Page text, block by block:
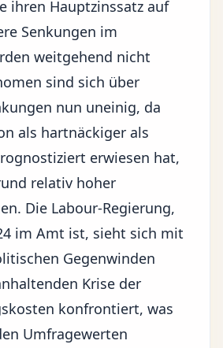
ihren Hauptzinssatz auf
Senkungen im
weitgehend nicht
sind sich über
nun uneinig, da
als hartnäckiger als
erwiesen hat,
relativ hoher
Die Labour-Regierung,
im Amt ist, sieht sich mit
Gegenwinden
Krise der
konfrontiert, was
Umfragewerten